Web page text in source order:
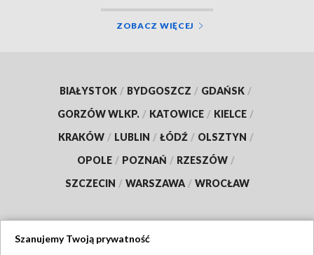
ZOBACZ WIĘCEJ
BIAŁYSTOK / BYDGOSZCZ / GDAŃSK /
GORZÓW WLKP. / KATOWICE / KIELCE /
KRAKÓW / LUBLIN / ŁÓDŹ / OLSZTYN /
OPOLE / POZNAŃ / RZESZÓW /
SZCZECIN / WARSZAWA / WROCŁAW
Szanujemy Twoją prywatność